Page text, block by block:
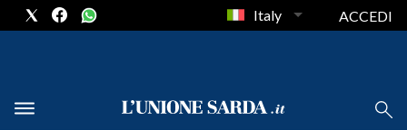
Italy ACCEDI